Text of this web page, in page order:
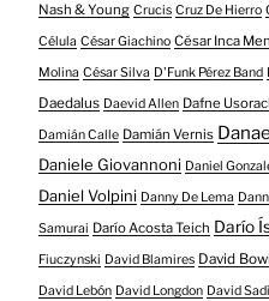
Nash & Young Crucis Cruz De Hierro
Célula César Giachino César Inca
Molina César Silva D'Funk Pérez Band
Daedalus Daevid Allen Dafne
Damián Calle Damián Vernis
Daniele Giovannoni Daniel
Daniel Volpini Danny De Lema
Samurai Darío Acosta Teich Darío
Fiuczynski David Blamires David
David Lebón David Longdon David